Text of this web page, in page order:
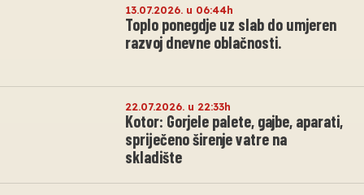
13.07.2026. u 06:44h
Toplo ponegdje uz slab do umjeren
razvoj dnevne oblačnosti.
22.07.2026. u 22:33h
Kotor: Gorjele palete, gajbe, aparati,
spriječeno širenje vatre na
skladište